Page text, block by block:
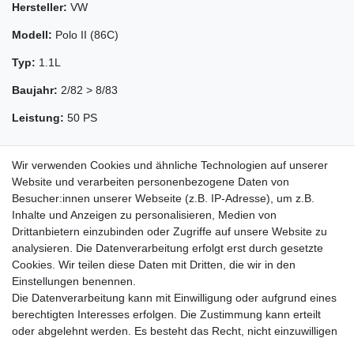
Hersteller: VW
Modell: Polo II (86C)
Typ: 1.1L
Baujahr: 2/82 > 8/83
Leistung: 50 PS
Zahlung und Versand
Impressum Daten­schutz­erklärung AGB
Wir verwenden Cookies und ähnliche Technologien auf unserer
Website und verarbeiten personenbezogene Daten von
Besucher:innen unserer Webseite (z.B. IP-Adresse), um z.B.
Inhalte und Anzeigen zu personalisieren, Medien von
Drittanbietern einzubinden oder Zugriffe auf unsere Website zu
analysieren. Die Datenverarbeitung erfolgt erst durch gesetzte
Cookies. Wir teilen diese Daten mit Dritten, die wir in den
Einstellungen benennen.
Die Datenverarbeitung kann mit Einwilligung oder aufgrund eines
berechtigten Interesses erfolgen. Die Zustimmung kann erteilt
oder abgelehnt werden. Es besteht das Recht, nicht einzuwilligen